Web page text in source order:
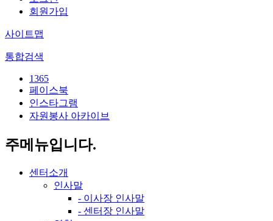
회원가입
사이트맵
통합검색
1365
페이스북
인스타그램
자원봉사 아카이브
주메뉴입니다.
센터소개
인사말
- 이사장 인사말
- 센터장 인사말